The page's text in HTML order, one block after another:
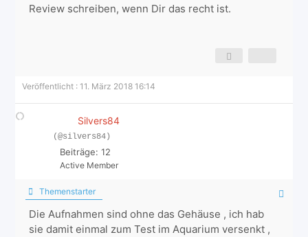
Review schreiben, wenn Dir das recht ist.
Veröffentlicht : 11. März 2018 16:14
Silvers84
(@silvers84)
Beiträge: 12
Active Member
Themenstarter
Die Aufnahmen sind ohne das Gehäuse , ich hab
sie damit einmal zum Test im Aquarium versenkt ,